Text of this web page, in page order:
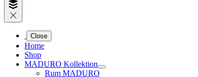
Close
Home
Shop
MADURO Kollektion
Rum MADURO